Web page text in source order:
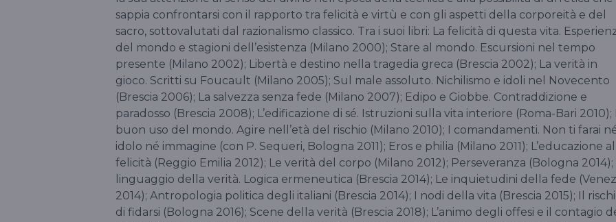
sappia confrontarsi con il rapporto tra felicità e virtù e con gli aspetti della corporeità e del
sacro, sottovalutati dal razionalismo classico. Tra i suoi libri: La felicità di questa vita.
del mondo e stagioni dell’esistenza (Milano 2000); Stare al mondo. Escursioni nel tempo
presente (Milano 2002); Libertà e destino nella tragedia greca (Brescia 2002); La verità in
gioco. Scritti su Foucault (Milano 2005); Sul male assoluto. Nichilismo e idoli nel Novecento
(Brescia 2006); La salvezza senza fede (Milano 2007); Edipo e Giobbe. Contraddizione e
paradosso (Brescia 2008); L’edificazione di sé. Istruzioni sulla vita interiore (Roma-Bari 2010); Il
buon uso del mondo. Agire nell’età del rischio (Milano 2010); I comandamenti. Non ti farai
idolo né immagine (con P. Sequeri, Bologna 2011); Eros e philia (Milano 2011); L’educazione
felicità (Reggio Emilia 2012); Le verità del corpo (Milano 2012); Perseveranza (Bologna 2014);
linguaggio della verità. Logica ermeneutica (Brescia 2014); Le inquietudini della fede
2014); Antropologia politica degli italiani (Brescia 2014); I nodi della vita (Brescia 2015); Il
di fidarsi (Bologna 2016); Scene della verità (Brescia 2018); L’animo degli offesi e il contagio